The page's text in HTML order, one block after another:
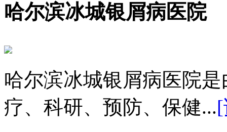
哈尔滨冰城银屑病医院
哈尔滨冰城银屑病医院
疗、科研、预防、保健...